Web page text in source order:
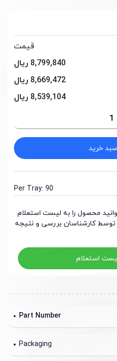
قیمت
8,799,840 ریال
8,669,472 ریال
8,539,104 ریال
خرید
Per Tray: 90
محصول را به لیست استعلام
توسط کارشناسان بررسی و نتیجه
استعلام
Part Number
Packaging